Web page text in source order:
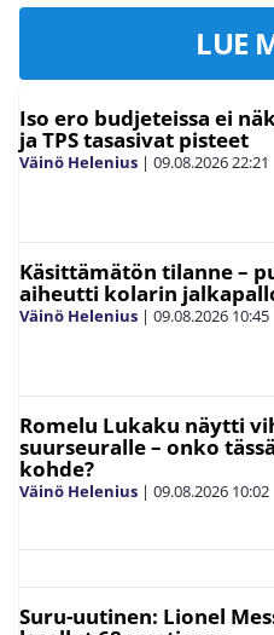
LUE
Iso ero budjeteissa ei
ja TPS tasasivat pisteet
Väinö Helenius | 09.08.202622:21
Käsittämätön tilanne –
aiheutti kolarin
Väinö Helenius | 09.08.2026 10:45
Romelu Lukaku näytti
suurseuralle – onko
kohde?
Väinö Helenius | 09.08.2026 10:02
Suru-uutinen: Lionel